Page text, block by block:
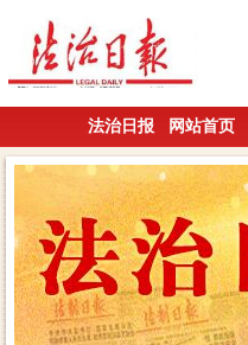
法治日报 网站首页